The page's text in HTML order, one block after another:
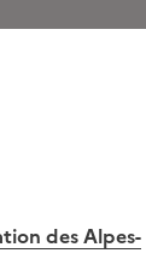
des Alpes-